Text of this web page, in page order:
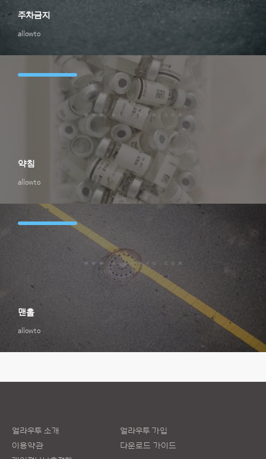
allowto
주차금지
allowto
약침
allowto
맨홀
얼라우투 소개
이용약관
얼라우투 가입
다운로드 가이드